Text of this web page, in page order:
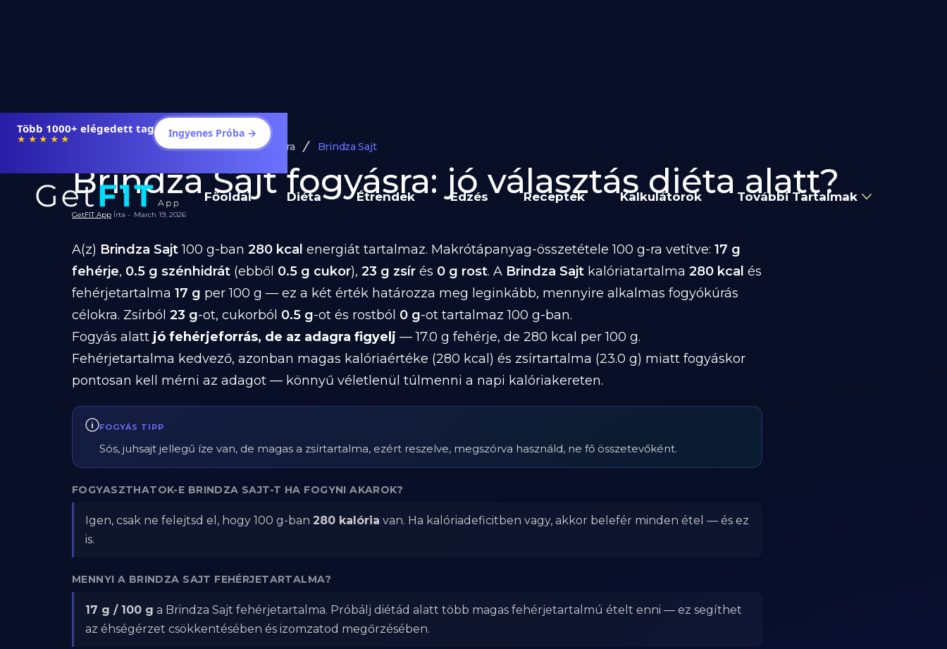
Több 1000+ elégedett tag
★★★★★ Ingyenes Próba →
Főoldal Diéta Étrendek Edzés Receptek Kalkulátorok További Tartalmak
Diéta és Étrend Ételek Fogyásra Brindza Sajt
Brindza Sajt fogyásra: jó választás diéta alatt?
GetFIT App Írta - March 19, 2026
A(z) Brindza Sajt100 g-ban 280 kcal energiát tartalmaz. Makrótápanyag-összetétele 100 g-ra vetítve: 17 g
fehérje, 0.5 g szénhidrát (ebből 0.5 g cukor), 23 g zsír és 0 g rost. A Brindza Sajt kalóriatartalma 280 kcal és
fehérjetartalma 17 g per 100 g — ez a két érték határozza meg leginkább, mennyire alkalmas fogyókúrás
célokra. Zsírból 23 g-ot, cukorból 0.5 g-ot és rostból 0 g-ot tartalmaz 100 g-ban.
Fogyás alatt jó fehérjeforrás, de az adagra figyelj — 17.0 g fehérje, de 280 kcal per 100 g.
Fehérjetartalma kedvező, azonban magas kalóriaértéke (280 kcal) és zsírtartalma (23.0 g) miatt fogyáskor
pontosan kell mérni az adagot — könnyű véletlenül túlmenni a napi kalóriakereten.
FOGYÁS TIPP
Sós, juhsajt jellegű íze van, de magas a zsírtartalma, ezért reszelve, megszórva használd, ne fő összetevőként.
FOGYASZTHATOK-E BRINDZA SAJT-T HA FOGYNI AKAROK?
Igen, csak ne felejtsd el, hogy 100 g-ban 280 kalória van. Ha kalóriadeficitben vagy, akkor belefér minden étel — és ez
is.
MENNYI A BRINDZA SAJT FEHÉRJETARTALMA?
17 g / 100 g a Brindza Sajt fehérjetartalma. Próbálj diétád alatt több magas fehérjetartalmú ételt enni — ez segíthet
az éhségérzet csökkentésében és izomzatod megőrzésében.